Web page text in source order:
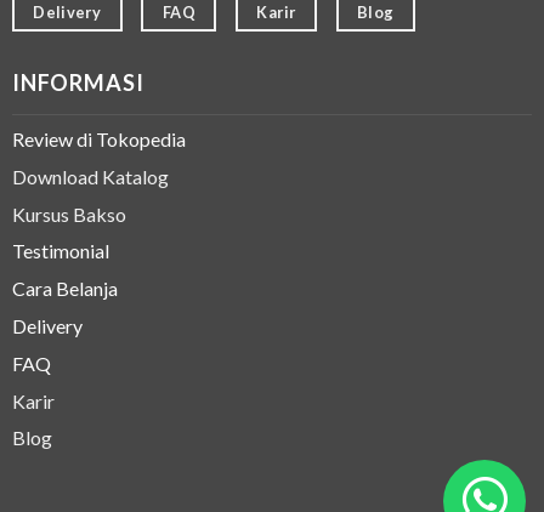
Delivery FAQ Karir Blog
INFORMASI
Review di Tokopedia
Download Katalog
Kursus Bakso
Testimonial
Cara Belanja
Delivery
FAQ
Karir
Blog